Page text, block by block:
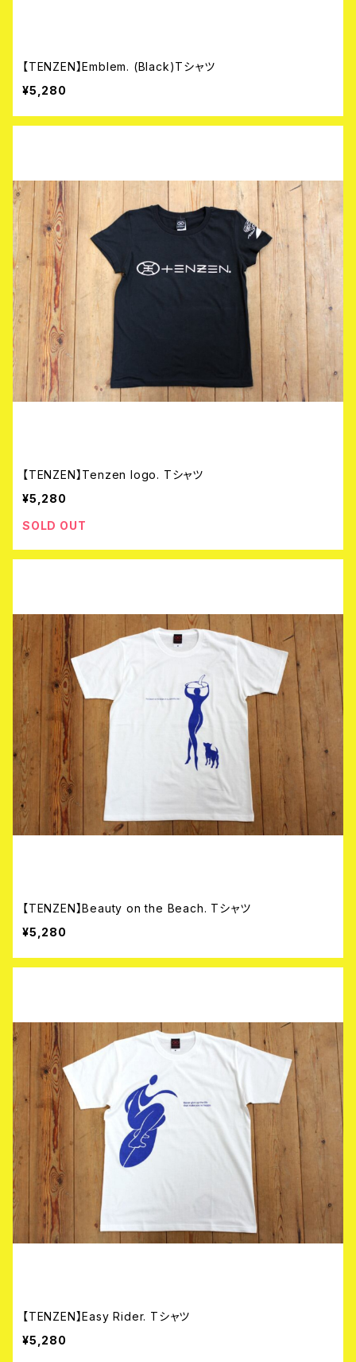
【TENZEN】Emblem. (Black)Tシャツ
¥5,280
【TENZEN】Tenzen logo. Tシャツ
¥5,280
SOLD OUT
【TENZEN】Beauty on the Beach. Tシャツ
¥5,280
【TENZEN】Easy Rider. Tシャツ
¥5,280